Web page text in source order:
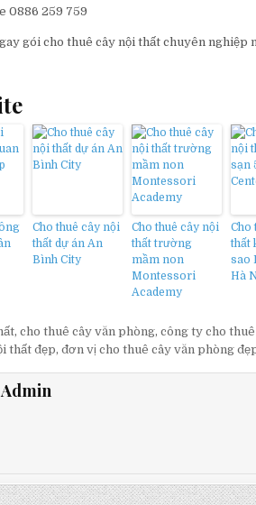
0886 259 759
gói cho thuê cây nội thất chuyên nghiệp
Cho thuê cây nội
thất dự án An
Bình City
Cho thuê cây nội
thất trường
mầm non
Montessori
Academy
Cho
thất
sao
Hà
,cho thuê cây văn phòng,công ty cho
thất đẹp,đơn vị cho thuê cây văn phòng
Admin